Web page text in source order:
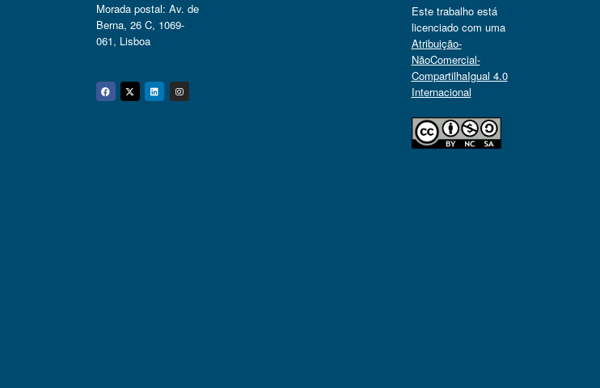
Morada postal: Av. de
Berna, 26 C, 1069-
061, Lisboa
Facebook
Twitter
Linkedin
Instagram
Este trabalho está
licenciado com uma
Atribuição-
NãoComercial-
CompartilhaIgual 4.0
Internacional